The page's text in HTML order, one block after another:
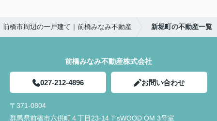
前橋市周辺の一戸建て｜前橋みなみ不動産 新堀町の不動産一覧
前橋みなみ不動産株式会社
027-212-4896 お問い合わせ
〒371-0804
群馬県前橋市六供町４丁目23‐14 T'sWOOD OM 3号室